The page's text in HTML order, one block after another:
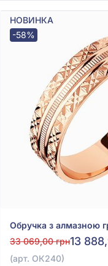
НОВИНКА
-58%
33 069,00 грн13
(арт. ОК240)